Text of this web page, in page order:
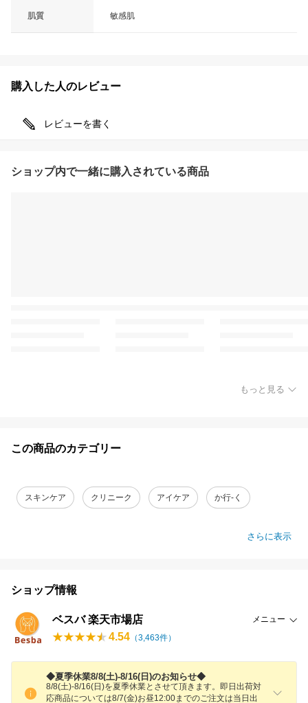
肌質 敏感肌
購入した人のレビュー
レビューを書く
ショップ内で一緒に購入されている商品
もっと見る
この商品のカテゴリー
スキンケア クリニーク アイケア か行-く
さらに表示
ショップ情報
ベスバ 楽天市場店 メニュー
4.54 （3,463件）
◆夏季休業8/8(土)-8/16(日)のお知らせ◆
8/8(土)-8/16(日)を夏季休業とさせて頂きます。即日出荷対
応商品については8/7(金)お昼12:00までのご注文は当日出